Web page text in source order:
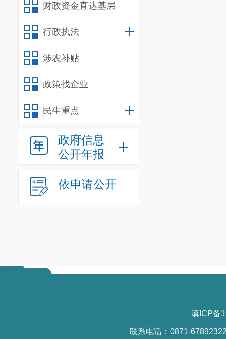
财政资金直达基层
行政执法
涉农补贴
政策找企业
民生重点
政府信息
公开年报
依申请公开
>
滇ICP备
联系电话：0871-